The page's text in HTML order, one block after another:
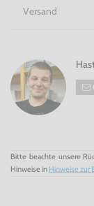
Versand
Bitte beachte unsere
Hinweise in Hinweise zur